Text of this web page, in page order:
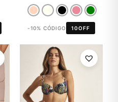
-10% CÓDIGO 10OFF